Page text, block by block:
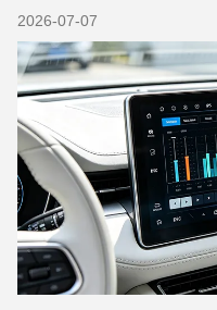
2026-07-07